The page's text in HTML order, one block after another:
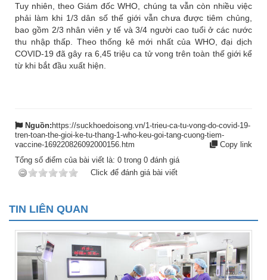
Tuy nhiên, theo Giám đốc WHO, chúng ta vẫn còn nhiều việc
phải làm khi 1/3 dân số thế giới vẫn chưa được tiêm chủng,
bao gồm 2/3 nhân viên y tế và 3/4 người cao tuổi ở các nước
thu nhập thấp. Theo thống kê mới nhất của WHO, đại dịch
COVID-19 đã gây ra 6,45 triệu ca tử vong trên toàn thế giới kể
từ khi bắt đầu xuất hiện.
Nguồn:https://suckhoedoisong.vn/1-trieu-ca-tu-vong-do-covid-19-
tren-toan-the-gioi-ke-tu-thang-1-who-keu-goi-tang-cuong-tiem-
vaccine-169220826092000156.htm
Copy link
Tổng số điểm của bài viết là: 0 trong 0 đánh giá
Click để đánh giá bài viết
TIN LIÊN QUAN